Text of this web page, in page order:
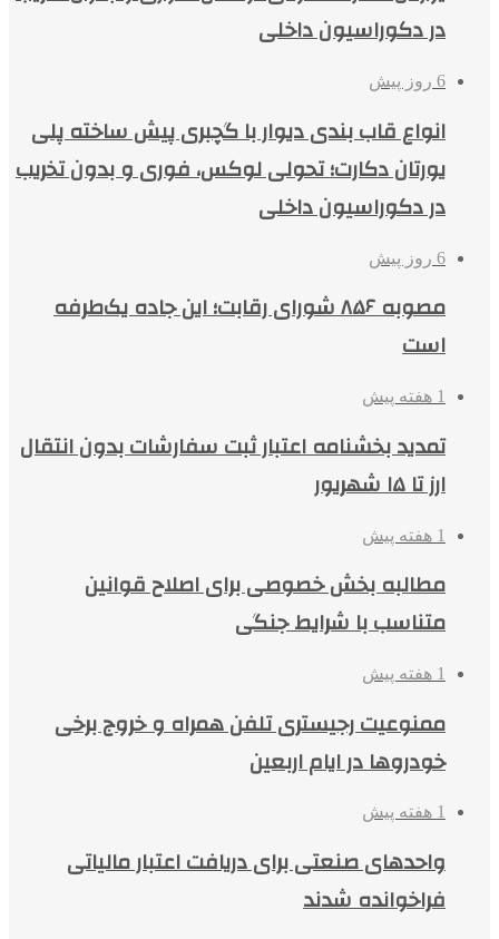
در دکوراسیون داخلی
6 روز پیش
انواع قاب بندی دیوار با گچبری پیش ساخته پلی
یورتان دکارت؛ تحولی لوکس، فوری و بدون تخریب
در دکوراسیون داخلی
6 روز پیش
مصوبه ۸۵۶ شورای رقابت؛ این جاده یک‌طرفه
است
1 هفته پیش
تمدید بخشنامه اعتبار ثبت سفارشات بدون انتقال
ارز تا ۱۵ شهریور
1 هفته پیش
مطالبه بخش خصوصی برای اصلاح قوانین
متناسب با شرایط جنگی
1 هفته پیش
ممنوعیت رجیستری تلفن همراه و خروج برخی
خودروها در ایام اربعین
1 هفته پیش
واحدهای صنعتی برای دریافت اعتبار مالیاتی
فراخوانده شدند